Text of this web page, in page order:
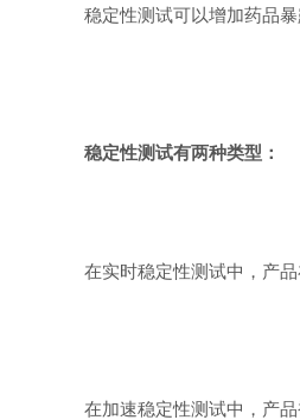
稳定性测试可以增加药品
稳定性测试有两种类型：
在实时稳定性测试中，产
在加速稳定性测试中，产